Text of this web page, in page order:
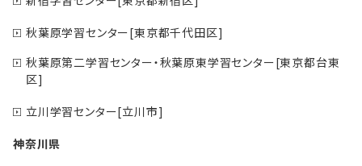
秋葉原学習センター[東京都千代田区]
秋葉原第二学習センター・秋葉原東学習センター[東京都台東
区]
立川学習センター[立川市]
神奈川県